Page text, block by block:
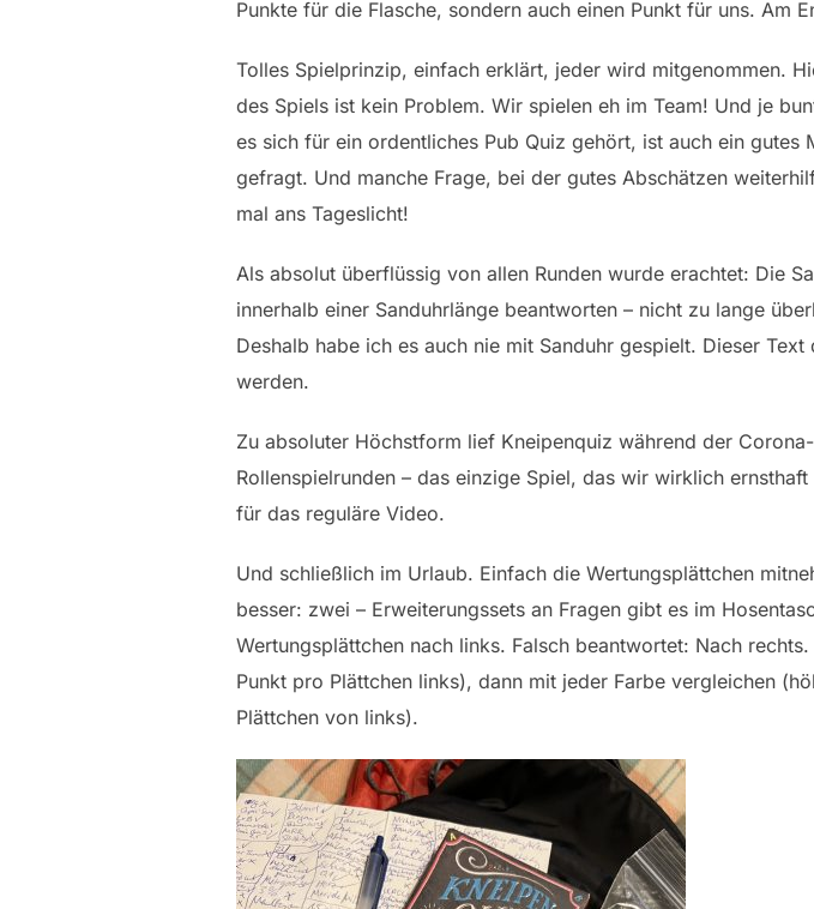
Punkte für die Flasche, sondern auch einen Punkt für uns. Am
Tolles Spielprinzip, einfach erklärt, jeder wird mitgenommen.
des Spiels ist kein Problem. Wir spielen eh im Team! Und je
es sich für ein ordentliches Pub Quiz gehört, ist auch ein
gefragt. Und manche Frage, bei der gutes Abschätzen
mal ans Tageslicht!
Als absolut überflüssig von allen Runden wurde erachtet: Die
innerhalb einer Sanduhrlänge beantworten – nicht zu lange
Deshalb habe ich es auch nie mit Sanduhr gespielt. Dieser
werden.
Zu absoluter Höchstform lief Kneipenquiz während der
Rollenspielrunden – das einzige Spiel, das wir wirklich
für das reguläre Video.
Und schließlich im Urlaub. Einfach die Wertungsplättchen
besser: zwei – Erweiterungssets an Fragen gibt es im
Wertungsplättchen nach links. Falsch beantwortet: Nach
Punkt pro Plättchen links), dann mit jeder Farbe vergleichen
Plättchen von links).